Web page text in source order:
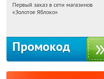
13:05:52
Получи первым!
Первый заказ в сети магазинов
«Золотое Яблоко»
Промокод